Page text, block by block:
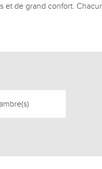
de grand confort.